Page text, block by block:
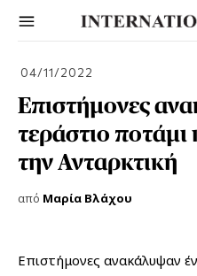
04/11/2022
Επιστήμονες
τεράστιο
την Ανταρκτική
από Μαρία Βλάχου
Επιστήμονες ανακάλυψαν